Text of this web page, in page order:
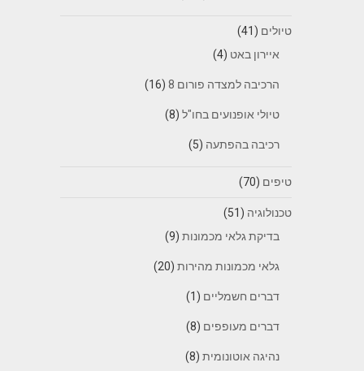
טיולים (41)
איירון באט (4)
הרכיבה למצדה פורום 8 (16)
טיולי אופנועים בחו"ל(8)
רכיבה בהפתעה (5)
טיפים (70)
טכנולוגיה (51)
בדיקת גלאי מכמונות(9)
גלאי מכמונות מהירות(20)
דברים חשמליים (1)
דברים מעופפים (8)
נהיגה אוטונומית(8)